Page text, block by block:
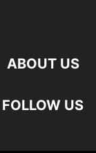
ABOUT US
FOLLOW US